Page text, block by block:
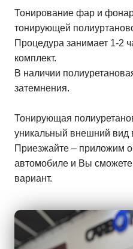
Тонирование фар и
тонирующей
Процедура занимает 1-2
комплект.
В наличии
затемнения.
Тонирующая
уникальный внешний
Приезжайте – приложим
автомобиле и Вы
вариант.